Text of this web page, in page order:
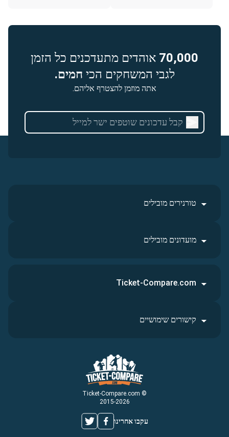
70,000 אוהדים מתעדכנים כל הזמן
לגבי המשחקים הכי חמים.
אתה מוזמן להצטרף אליהם.
טורנירים מובילים
מועדונים מובילים
© Ticket-Compare.com
2015-2026
עקבו אחרינו
Ticket-Compare.com
קישורים שימושיים